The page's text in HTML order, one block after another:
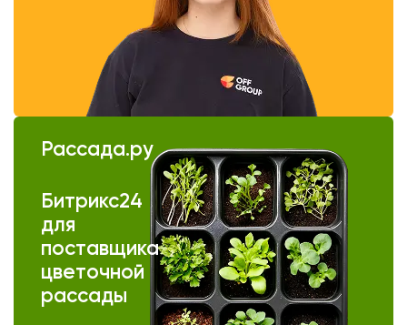
Рассада.ру
Битрикс24
для
поставщика
цветочной
рассады